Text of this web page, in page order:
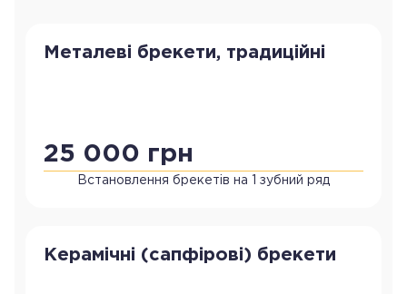
Металеві брекети, традиційні
25 000 грн
Встановлення брекетів на 1 зубний ряд
Керамічні (сапфірові) брекети